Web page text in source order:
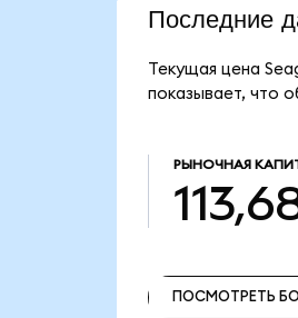
Последние
Текущая цена
показывает, что
РЫНОЧНАЯ
ПОСМОТРЕТЬ